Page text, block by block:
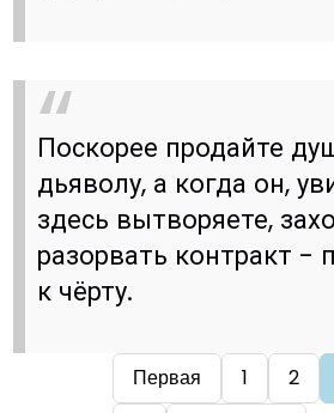
Поскорее продайте
дьяволу, а когда он,
здесь вытворяете,
разорвать контракт -
к чёрту.
Первая 1 2